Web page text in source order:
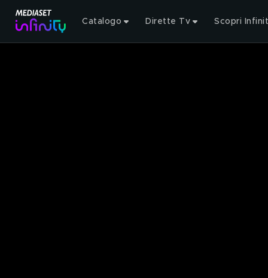
Catalogo Dirette Tv Scopri